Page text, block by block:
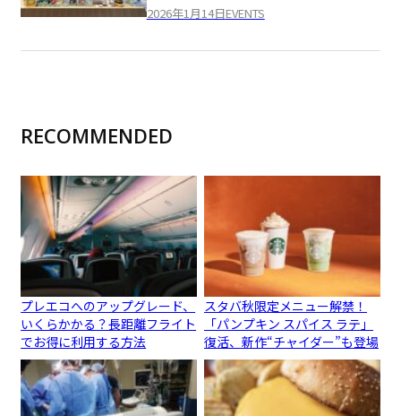
2026年1月14日EVENTS
RECOMMENDED
プレエコへのアップグレード、
いくらかかる？長距離フライト
でお得に利用する方法
スタバ秋限定メニュー解禁！
「パンプキン スパイス ラテ」
復活、新作“チャイダー”も登場